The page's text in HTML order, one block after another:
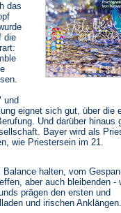
das
die
und
eignet sich gut, über die
Und darüber hinaus
Bayer wird als
wie Priestersein im 21.
halten, vom
aber auch bleibenden -
prägen den ersten und
und irischen Anklängen.